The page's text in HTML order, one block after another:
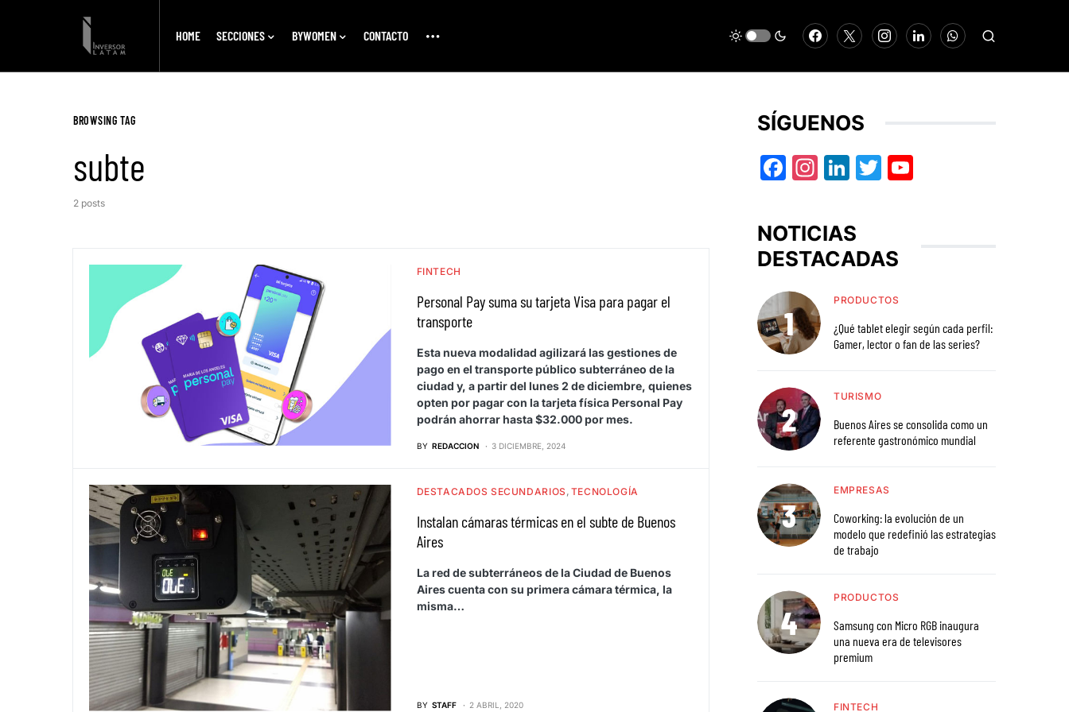
HOME SECCIONES BYWOMEN CONTACTO
BROWSING TAG
subte
2 posts
FINTECH
Personal Pay suma su tarjeta Visa para pagar el
transporte
Esta nueva modalidad agilizará las gestiones de
pago en el transporte público subterráneo de la
ciudad y, a partir del lunes 2 de diciembre, quienes
opten por pagar con la tarjeta física Personal Pay
podrán ahorrar hasta $32.000 por mes.
BY REDACCION 3 DICIEMBRE, 2024
DESTACADOS SECUNDARIOS TECNOLOGÍA
Instalan cámaras térmicas en el subte de Buenos
Aires
La red de subterráneos de la Ciudad de Buenos
Aires cuenta con su primera cámara térmica, la
misma…
BY STAFF 2 ABRIL, 2020
SÍGUENOS
Facebook
Instagram
LinkedIn
Twitter
NOTICIAS
DESTACADAS
PRODUCTOS
¿Qué tablet elegir según cada perfil:
Gamer, lector o fan de las series?
TURISMO
Buenos Aires se consolida como un
referente gastronómico mundial
EMPRESAS
Coworking: la evolución de un
modelo que redefinió las estrategias
de trabajo
PRODUCTOS
Samsung con Micro RGB inaugura
una nueva era de televisores
premium
FINTECH